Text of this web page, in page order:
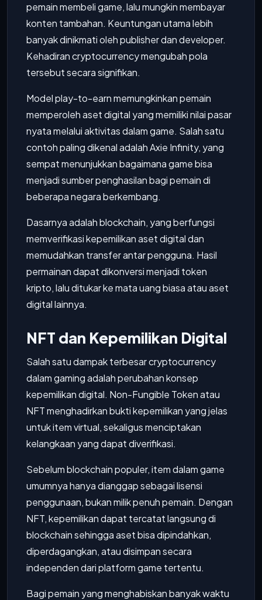
pemain membeli game, lalu mungkin membayar
konten tambahan. Keuntungan utama lebih
banyak dinikmati oleh publisher dan developer.
Kehadiran cryptocurrency mengubah pola
tersebut secara signifikan.
Model play-to-earn memungkinkan pemain
memperoleh aset digital yang memiliki nilai pasar
nyata melalui aktivitas dalam game. Salah satu
contoh paling dikenal adalah Axie Infinity, yang
sempat menunjukkan bagaimana game bisa
menjadi sumber penghasilan bagi pemain di
beberapa negara berkembang.
Dasarnya adalah blockchain, yang berfungsi
memverifikasi kepemilikan aset digital dan
memudahkan transfer antar pengguna. Hasil
permainan dapat dikonversi menjadi token
kripto, lalu ditukar ke mata uang biasa atau aset
digital lainnya.
NFT dan Kepemilikan Digital
Salah satu dampak terbesar cryptocurrency
dalam gaming adalah perubahan konsep
kepemilikan digital. Non-Fungible Token atau
NFT menghadirkan bukti kepemilikan yang jelas
untuk item virtual, sekaligus menciptakan
kelangkaan yang dapat diverifikasi.
Sebelum blockchain populer, item dalam game
umumnya hanya dianggap sebagai lisensi
penggunaan, bukan milik penuh pemain. Dengan
NFT, kepemilikan dapat tercatat langsung di
blockchain sehingga aset bisa dipindahkan,
diperdagangkan, atau disimpan secara
independen dari platform game tertentu.
Bagi pemain yang menghabiskan banyak waktu